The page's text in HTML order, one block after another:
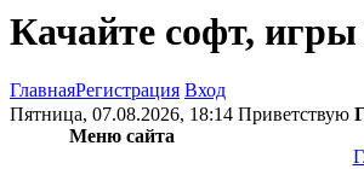
Качайте софт,
ГлавнаяРегистрация Вход
Пятница, 07.08.2026, 18:14 Приветствую
Меню сайта